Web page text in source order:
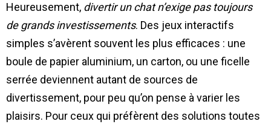
Heureusement, divertir un chat n’exige pas toujours
de grands investissements. Des jeux interactifs
simples s’avèrent souvent les plus efficaces : une
boule de papier aluminium, un carton, ou une ficelle
serrée deviennent autant de sources de
divertissement, pour peu qu’on pense à varier les
plaisirs. Pour ceux qui préfèrent des solutions toutes